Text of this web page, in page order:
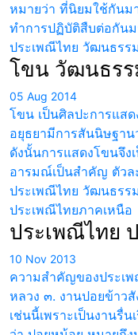
หมายว่า ที่นิยมใช้กันม
ทำการปฏิบัติสืบต่อกัน
ประเพณีไทย วัฒนธรร
โขน วัฒนธรร
05 Aug 2014
โขน เป็นศิลปะการแส
อยุธยามีการสันนิษฐา
ดังนั้นการแสดงโขนจึง
อารมณ์เป็นสำคัญ ตัวล
ประเพณีไทย วัฒนธรร
ประเพณีไทยภาคเหนือ
ประเพณีไทย
10 Nov 2013
ความสำคัญของประเ
หลวง ๓. งานปอยข้าว
เช่นนี้เพราะเป็นงานรื่